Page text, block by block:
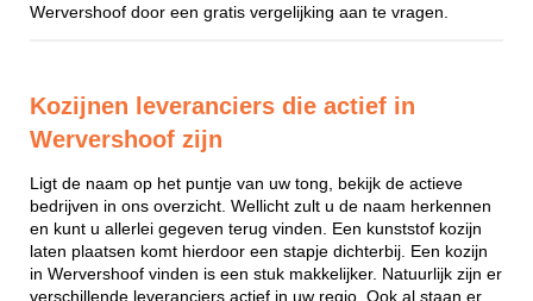
Wervershoof door een gratis vergelijking aan te vragen.
Kozijnen leveranciers die actief in
Wervershoof zijn
Ligt de naam op het puntje van uw tong, bekijk de actieve
bedrijven in ons overzicht. Wellicht zult u de naam herkennen
en kunt u allerlei gegeven terug vinden. Een kunststof kozijn
laten plaatsen komt hierdoor een stapje dichterbij. Een kozijn
in Wervershoof vinden is een stuk makkelijker. Natuurlijk zijn er
verschillende leveranciers actief in uw regio. Ook al staan er